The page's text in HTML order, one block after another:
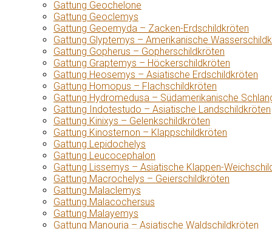
Gattung Geochelone
Gattung Geoclemys
Gattung Geoemyda – Zacken-Erdschildkröten
Gattung Glyptemys – Amerikanische
Gattung Gopherus – Gopherschildkröten
Gattung Graptemys – Höckerschildkröten
Gattung Heosemys – Asiatische Erdschildkröten
Gattung Homopus – Flachschildkröten
Gattung Hydromedusa – Südamerikanische
Gattung Indotestudo – Asiatische Landschildkröten
Gattung Kinixys – Gelenkschildkröten
Gattung Kinosternon – Klappschildkröten
Gattung Lepidochelys
Gattung Leucocephalon
Gattung Lissemys – Asiatische Klappen-
Gattung Macrochelys – Geierschildkröten
Gattung Malaclemys
Gattung Malacochersus
Gattung Malayemys
Gattung Manouria – Asiatische Waldschildkröten